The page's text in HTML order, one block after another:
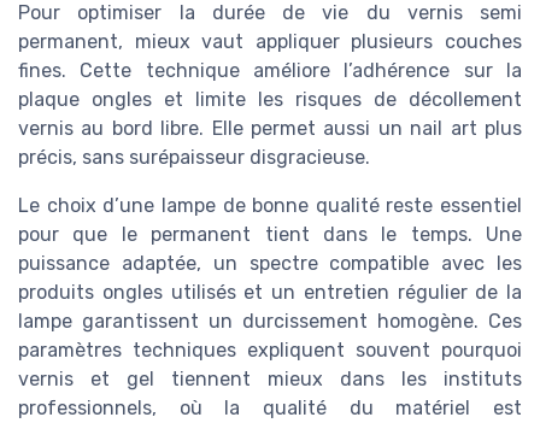
Pour optimiser la durée de vie du vernis semi
permanent, mieux vaut appliquer plusieurs couches
fines. Cette technique améliore l’adhérence sur la
plaque ongles et limite les risques de décollement
vernis au bord libre. Elle permet aussi un nail art plus
précis, sans surépaisseur disgracieuse.
Le choix d’une lampe de bonne qualité reste essentiel
pour que le permanent tient dans le temps. Une
puissance adaptée, un spectre compatible avec les
produits ongles utilisés et un entretien régulier de la
lampe garantissent un durcissement homogène. Ces
paramètres techniques expliquent souvent pourquoi
vernis et gel tiennent mieux dans les instituts
professionnels, où la qualité du matériel est